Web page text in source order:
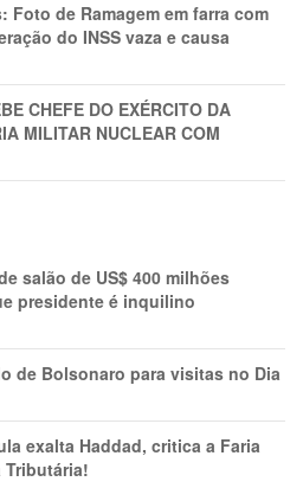
Foto de Ramagem em farra com
do INSS vaza e causa
CHEFE DO EXÉRCITO DA
MILITAR NUCLEAR COM
salão de US$ 400 milhões
presidente é inquilino
de Bolsonaro para visitas no Dia
exalta Haddad, critica a Faria
Tributária!